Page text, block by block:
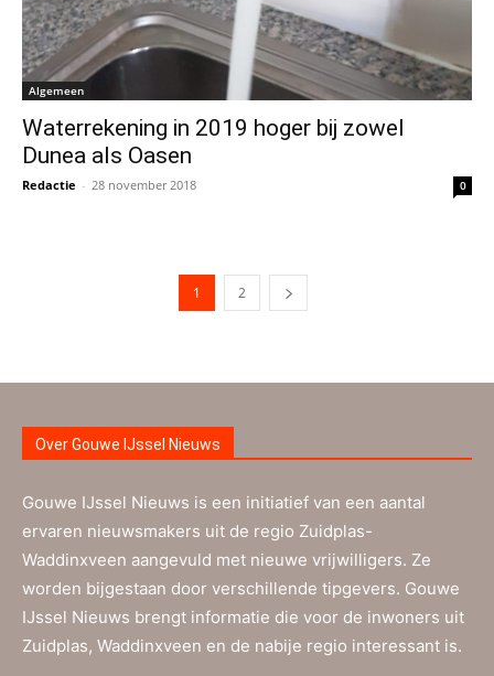
Algemeen
Waterrekening in 2019 hoger bij zowel
Dunea als Oasen
Redactie - 28 november 2018 0
1 2
Over Gouwe IJssel Nieuws
Gouwe IJssel Nieuws is een initiatief van een aantal
ervaren nieuwsmakers uit de regio Zuidplas-
Waddinxveen aangevuld met nieuwe vrijwilligers. Ze
worden bijgestaan door verschillende tipgevers. Gouwe
IJssel Nieuws brengt informatie die voor de inwoners uit
Zuidplas, Waddinxveen en de nabije regio interessant is.